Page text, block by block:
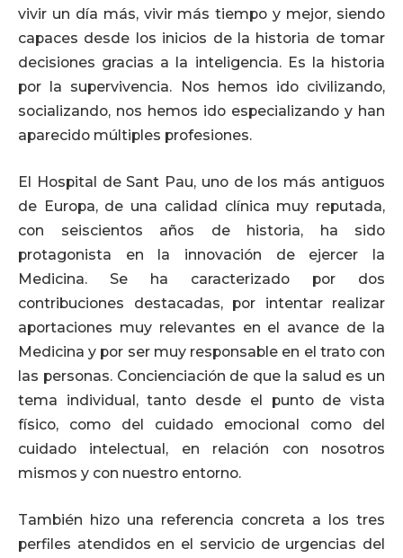
vivir un día más, vivir más tiempo y mejor, siendo
capaces desde los inicios de la historia de tomar
decisiones gracias a la inteligencia. Es la historia
por la supervivencia. Nos hemos ido civilizando,
socializando, nos hemos ido especializando y han
aparecido múltiples profesiones.
El Hospital de Sant Pau, uno de los más antiguos
de Europa, de una calidad clínica muy reputada,
con seiscientos años de historia, ha sido
protagonista en la innovación de ejercer la
Medicina. Se ha caracterizado por dos
contribuciones destacadas, por intentar realizar
aportaciones muy relevantes en el avance de la
Medicina y por ser muy responsable en el trato con
las personas. Concienciación de que la salud es un
tema individual, tanto desde el punto de vista
físico, como del cuidado emocional como del
cuidado intelectual, en relación con nosotros
mismos y con nuestro entorno.
También hizo una referencia concreta a los tres
perfiles atendidos en el servicio de urgencias del